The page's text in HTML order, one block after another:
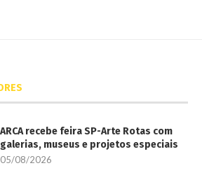
ARCA recebe feira SP-Arte Rotas com
galerias, museus e projetos especiais
05/08/2026